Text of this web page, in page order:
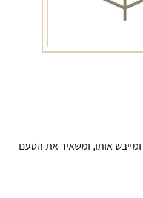
אותו, ומשאיר את הטעם